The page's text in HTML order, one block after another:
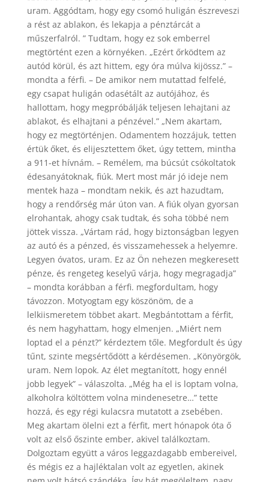
uram. Aggódtam, hogy egy csomó huligán észreveszi
a rést az ablakon, és lekapja a pénztárcát a
műszerfalról. ” Tudtam, hogy ez sok emberrel
megtörtént ezen a környéken. „Ezért őrködtem az
autód körül, és azt hittem, egy óra múlva kijössz.” –
mondta a férfi. – De amikor nem mutattad felfelé,
egy csapat huligán odasétált az autójához, és
hallottam, hogy megpróbálják teljesen lehajtani az
ablakot, és elhajtani a pénzével.” „Nem akartam,
hogy ez megtörténjen. Odamentem hozzájuk, tetten
értük őket, és elijesztettem őket, úgy tettem, mintha
a 911-et hívnám. – Remélem, ma búcsút csókoltatok
édesanyátoknak, fiúk. Mert most már jó ideje nem
mentek haza – mondtam nekik, és azt hazudtam,
hogy a rendőrség már úton van. A fiúk olyan gyorsan
elrohantak, ahogy csak tudtak, és soha többé nem
jöttek vissza. „Vártam rád, hogy biztonságban legyen
az autó és a pénzed, és visszamehessek a helyemre.
Legyen óvatos, uram. Ez az Ön nehezen megkeresett
pénze, és rengeteg keselyű várja, hogy megragadja”
– mondta korábban a férfi. megfordultam, hogy
távozzon. Motyogtam egy köszönöm, de a
lelkiismeretem többet akart. Megbántottam a férfit,
és nem hagyhattam, hogy elmenjen. „Miért nem
loptad el a pénzt?” kérdeztem tőle. Megfordult és úgy
tűnt, szinte megsértődött a kérdésemen. „Könyörgök,
uram. Nem lopok. Az élet megtanított, hogy ennél
jobb legyek” – válaszolta. „Még ha el is loptam volna,
alkoholra költöttem volna mindenesetre…” tette
hozzá, és egy régi kulacsra mutatott a zsebében.
Meg akartam ölelni ezt a férfit, mert hónapok óta ő
volt az első őszinte ember, akivel találkoztam.
Dolgoztam együtt a város leggazdagabb embereivel,
és mégis ez a hajléktalan volt az egyetlen, akinek